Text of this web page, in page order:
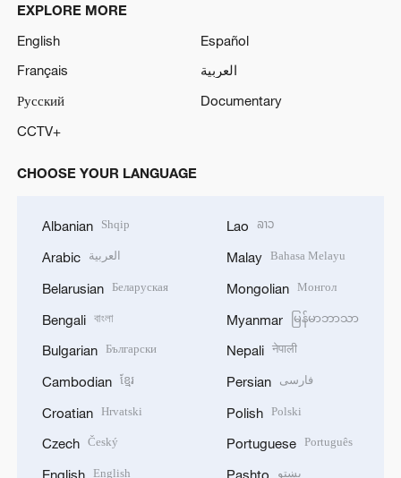
EXPLORE MORE
English
Español
Français
العربية
Русский
Documentary
CCTV+
CHOOSE YOUR LANGUAGE
Albanian Shqip
Arabic العربية
Belarusian Беларуская
Bengali বাংলা
Bulgarian Български
Cambodian ខ្មែរ
Croatian Hrvatski
Czech Český
English English
Lao ລາວ
Malay Bahasa Melayu
Mongolian Монгол
Myanmar မြန်မာဘာသာ
Nepali नेपाली
Persian فارسی
Polish Polski
Portuguese Português
Pashto پښتو